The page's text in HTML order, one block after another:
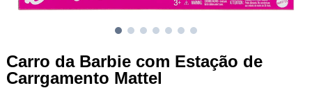
Carro da Barbie com Estação de
Carrgamento Mattel